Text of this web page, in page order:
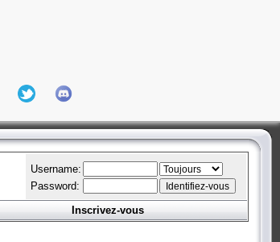
Username:
Password:
Inscrivez-vous